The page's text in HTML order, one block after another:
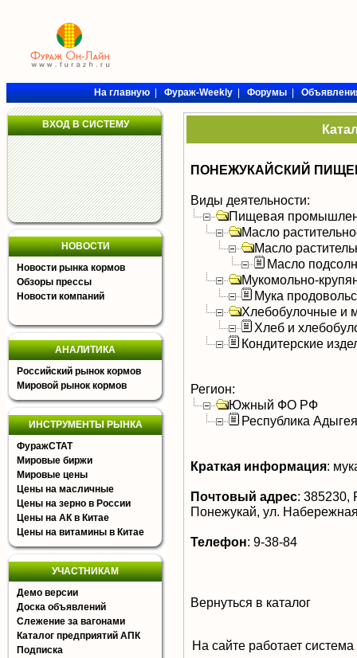
На главную|Фураж-Weekly|Форумы|
ВХОД В СИСТЕМУ
НОВОСТИ
Новости рынка кормов
Обзоры прессы
Новости компаний
АНАЛИТИКА
Российский рынок кормов
Мировой рынок кормов
ИНСТРУМЕНТЫ РЫНКА
ФуражСТАТ
Мировые биржи
Мировые цены
Цены на масличные
Цены на зерно в России
Цены на АК в Китае
Цены на витамины в Китае
УЧАСТНИКАМ
Демо версии
Доска объявлений
Слежение за вагонами
Каталог предприятий АПК
Подписка
ПОНЕЖУКАЙСКИЙ
Виды деятельности:
Пищевая
Масло
Масло
Масло
Мукомольно-
Мука
Хлебобулочные и
Хлеб и
Кондитерские
Регион:
Южный ФО РФ
Республика Адыгея
Краткая информация:
Почтовый адрес: 385230,
Понежукай, ул.
Телефон: 9-38-84
Вернуться в каталог
На сайте работает